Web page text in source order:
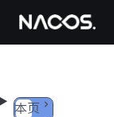
跳转到内容
本页